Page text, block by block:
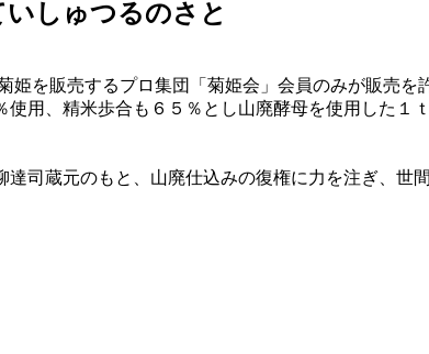
しゅつるのさと
を販売するプロ集団「菊姫会」会員のみが販売を
用、精米歩合も６５％とし山廃酵母を使用した１
司蔵元のもと、山廃仕込みの復権に力を注ぎ、世